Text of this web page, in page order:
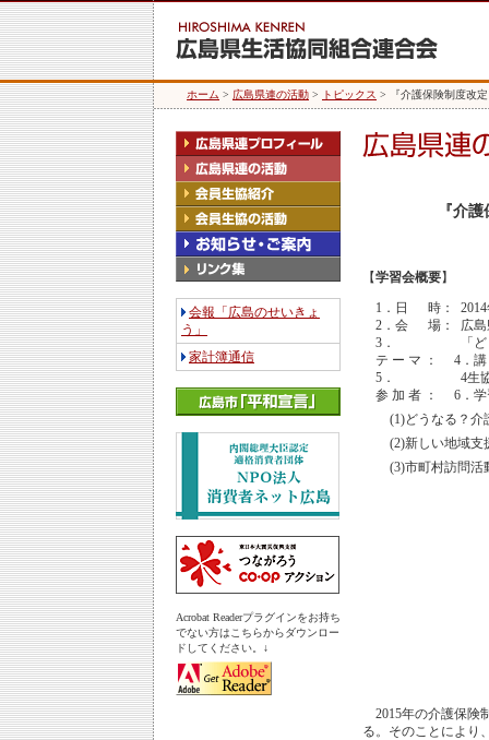
ホーム > 広島県連の活動 > トピックス > 『介護保険制度改
会報「広島のせいきょ
う」
家計簿通信
Acrobat Readerプラグインをお持ち
でない方はこちらからダウンロー
ドしてください。↓
『介
【学習会概要】
1．日 時：
2．会 場：
広
3．
テ ー マ ：
「
4．
5．
参 加 者 ：
4生
6．
(1)どうなる？介
(2)新しい地域支
(3)市町村訪問活
2015年の介護保険
る。そのことにより